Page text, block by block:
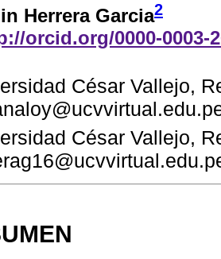
Herrera Garcia2
orcid.org/0000-0003-
César Vallejo,
César Vallejo,